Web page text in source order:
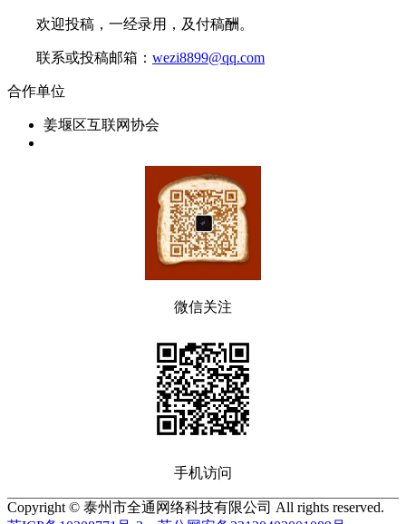
欢迎投稿，一经录用，及付稿酬。
联系或投稿邮箱： wezi8899@qq.com
合作单位
姜堰区互联网协会
微信关注
手机访问
Copyright © 泰州市全通网络科技有限公司 All rights reserved.